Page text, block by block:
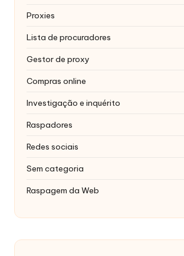
Proxies
Lista de procuradores
Gestor de proxy
Compras online
Investigação e inquérito
Raspadores
Redes sociais
Sem categoria
Raspagem da Web